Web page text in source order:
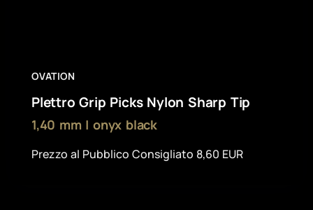
OVATION
Plettro Grip Picks Nylon Sharp Tip
1,40 mm | onyx black
Prezzo al Pubblico Consigliato 8,60 EUR